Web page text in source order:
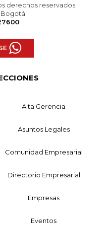
derechos reservados.
Bogotá
Alta Gerencia
Asuntos Legales
Comunidad Empresarial
Directorio Empresarial
Empresas
Eventos